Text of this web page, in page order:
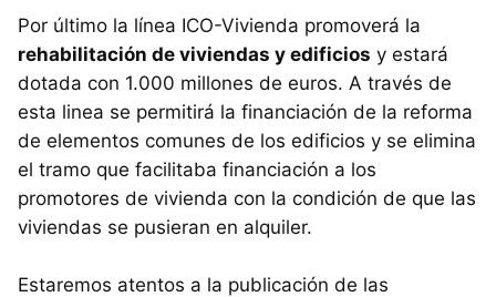
Por último la línea ICO-Vivienda promoverá la
rehabilitación de viviendas y edificios y estará
dotada con 1.000 millones de euros. A través de
esta linea se permitirá la financiación de la reforma
de elementos comunes de los edificios y se elimina
el tramo que facilitaba financiación a los
promotores de vivienda con la condición de que las
viviendas se pusieran en alquiler.
Estaremos atentos a la publicación de las